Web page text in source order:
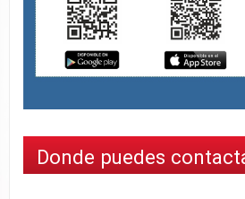
Donde puedes